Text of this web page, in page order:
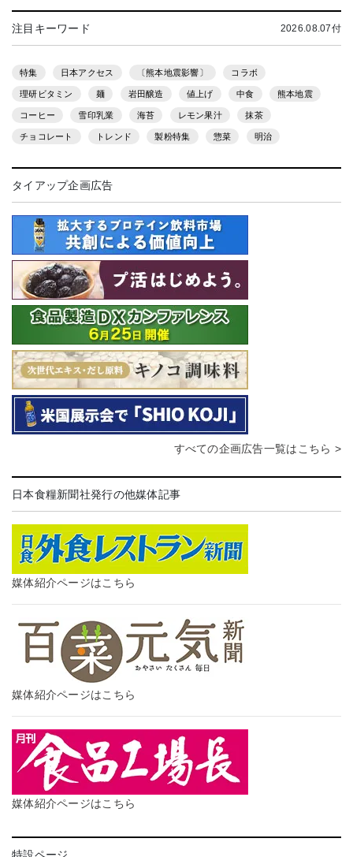
注目キーワード 2026.08.07付
特集 日本アクセス 〔熊本地震影響〕 コラボ
理研ビタミン 麺 岩田醸造 値上げ 中食 熊本地震
コーヒー 雪印乳業 海苔 レモン果汁 抹茶
チョコレート トレンド 製粉特集 惣菜 明治
タイアップ企画広告
すべての企画広告一覧はこちら >
日本食糧新聞社発行の他媒体記事
媒体紹介ページはこちら
媒体紹介ページはこちら
媒体紹介ページはこちら
特設ページ